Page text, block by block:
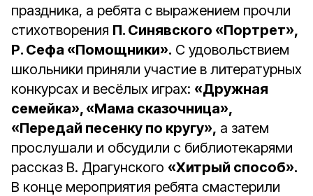
праздника, а ребята с выражением прочли
стихотворения П. Синявского «Портрет»,
Р. Сефа «Помощники». С удовольствием
школьники приняли участие в литературных
конкурсах и весёлых играх: «Дружная
семейка», «Мама сказочница»,
«Передай песенку по кругу», а затем
прослушали и обсудили с библиотекарями
рассказ В. Драгунского «Хитрый способ».
В конце мероприятия ребята смастерили